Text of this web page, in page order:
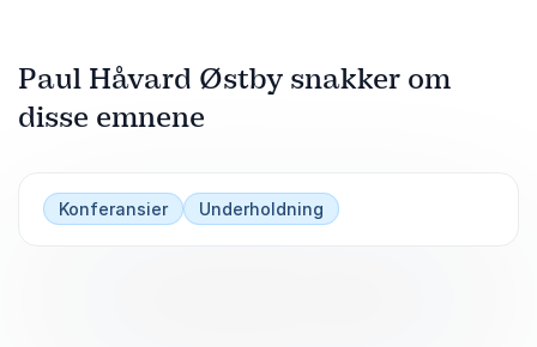
Paul Håvard Østby snakker om
disse emnene
Konferansier Underholdning